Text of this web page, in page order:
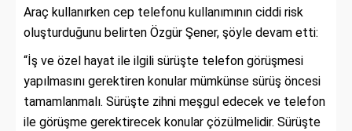
Araç kullanırken cep telefonu kullanımının ciddi risk
oluşturduğunu belirten Özgür Şener, şöyle devam etti:
“İş ve özel hayat ile ilgili sürüşte telefon görüşmesi
yapılmasını gerektiren konular mümkünse sürüş öncesi
tamamlanmalı. Sürüşte zihni meşgul edecek ve telefon
ile görüşme gerektirecek konular çözülmelidir. Sürüşte